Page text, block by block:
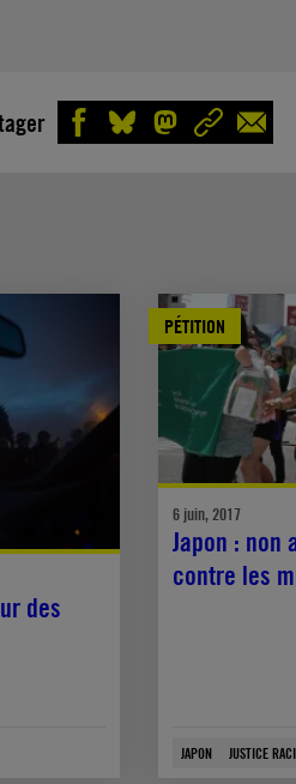
des
PÉTITION
6 juin, 2017
Japon : non
contre les
JAPON JUSTICE